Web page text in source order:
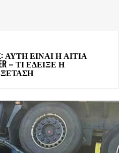
ΕΙΝΑΙ Η ΑΙΤΙΑ
– ΤΙ ΕΔΕΙΞΕ Η